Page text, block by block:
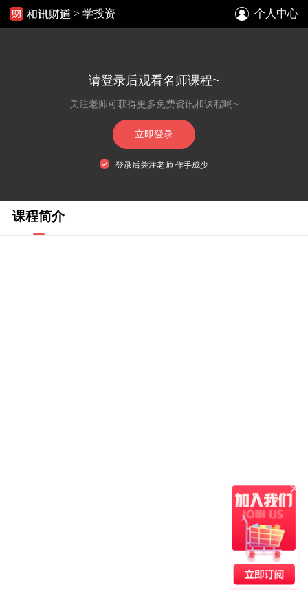
> 学投资 个人中心
请登录后观看名师课程~
关注老师可获得更多免费资讯和课程哟~
立即登录
登录后关注老师 作手成少
课程简介